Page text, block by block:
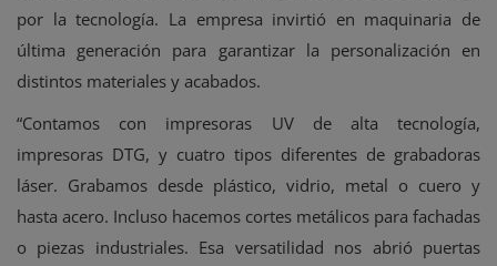
por la tecnología. La empresa invirtió en maquinaria de
última generación para garantizar la personalización en
distintos materiales y acabados.
“Contamos con impresoras UV de alta tecnología,
impresoras DTG, y cuatro tipos diferentes de grabadoras
láser. Grabamos desde plástico, vidrio, metal o cuero y
hasta acero. Incluso hacemos cortes metálicos para fachadas
o piezas industriales. Esa versatilidad nos abrió puertas